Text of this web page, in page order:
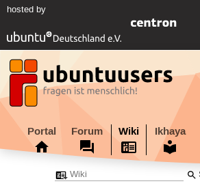
hosted by
Portal Forum Wiki Ikhaya